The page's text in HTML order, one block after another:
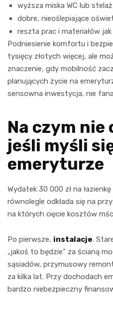
wyższa miska WC lub
dobre, nieoślepiające
reszta prac i materiałów jak
Podniesienie komfortu i
tysięcy złotych więcej, ale
znaczenie, gdy mobilność
planujących życie na
sensowna inwestycja, nie
Na czym nie
jeśli myśli
emeryturze
Wydatek 30 000 zł na
równolegle odkłada się na
na których cięcie kosztów
Po pierwsze, instalacje.
„jakoś to będzie” za ścianą
sąsiadów, przymusowy
za kilka lat. Przy dochodach
bardzo niebezpieczny